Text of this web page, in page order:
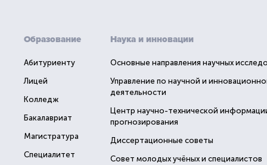
Образование
Абитуриенту
Лицей
Колледж
Бакалавриат
Магистратура
Специалитет
Наука и инновации
Основные направления научных
Управление по научной и
деятельности
Центр научно-технической
прогнозирования
Диссертационные советы
Совет молодых учёных и специалистов